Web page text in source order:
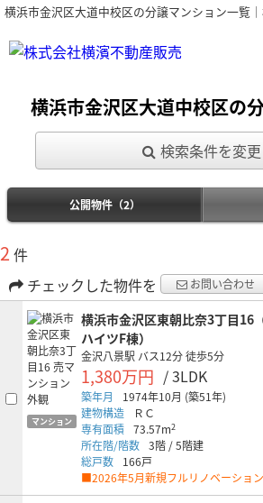
横浜市金沢区大道中校区の分譲マンション一覧
横浜市金沢区大道中校区の
検索条件を変更
公開物件（2）
2 件
チェックした物件を
お問い合わせ
マンション
横浜市金沢区東朝比奈3丁目16
ハイツF棟）
金沢八景駅 バス12分徒歩5分
1,380万円 / 3LDK
築年月 1974年10月 (築51年)
建物構造
ＲＣ
専有面積 73.57m2
所在階/階数 3階 /5階建
総戸数
166戸
■2026年5月新規フルリノベーショ